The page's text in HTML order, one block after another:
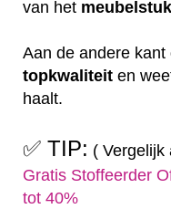
van het meubelstuk
Aan de andere kant
topkwaliteit en
haalt.
✅ TIP: ( Vergelijk
Gratis Stoffeerder
tot 40%